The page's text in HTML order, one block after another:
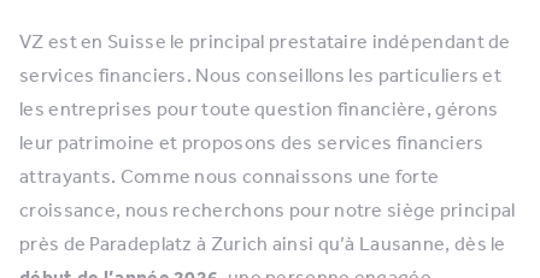
VZ est en Suisse le principal prestataire indépendant de
services financiers. Nous conseillons les particuliers et
les entreprises pour toute question financière, gérons
leur patrimoine et proposons des services financiers
attrayants. Comme nous connaissons une forte
croissance, nous recherchons pour notre siège principal
près de Paradeplatz à Zurich ainsi qu’à Lausanne, dès le